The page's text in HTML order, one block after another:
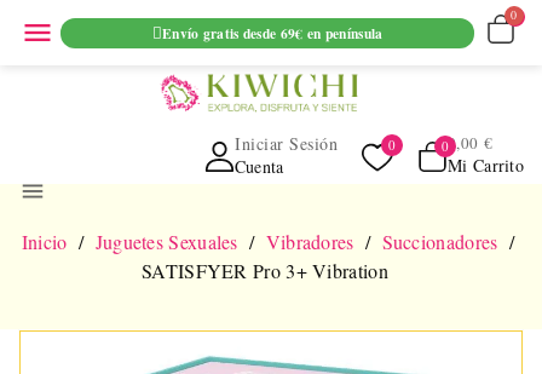
ENVIO GRATUITO EN PEDIDOS SUPERIORES A 69€ EN
PENINSULA
Cuenta
Iniciar Sesión
Mi Carrito
0,00 €
menu
Inicio Juguetes Sexuales Vibradores
Succionadores
SATISFYER Pro 3+ Vibration
menu Envío gratis desde 69€ en península